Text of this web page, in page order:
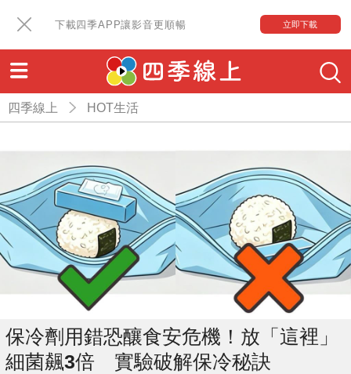
下載四季APP讓影音更順暢 立即下載
四季線上 HOT生活
保冷劑用錯恐釀食安危機！放「這裡」
細菌飆3倍 實驗破解保冷秘訣